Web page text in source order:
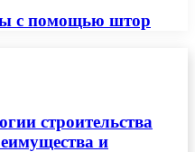
с помощью штор
строительства
и